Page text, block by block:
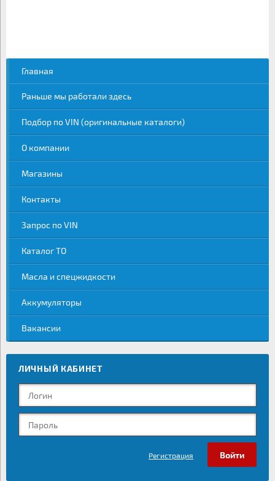
Главная
Раньше мы работали здесь
Подбор по VIN (оригинальные каталоги)
О компании
Магазины
Контакты
Запрос по VIN
Каталог ТО
Масла и спецжидкости
Аккумуляторы
Вакансии
ЛИЧНЫЙ КАБИНЕТ
Регистрация